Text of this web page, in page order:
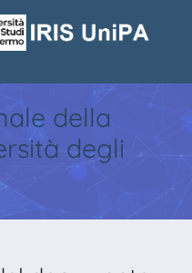
della
degli